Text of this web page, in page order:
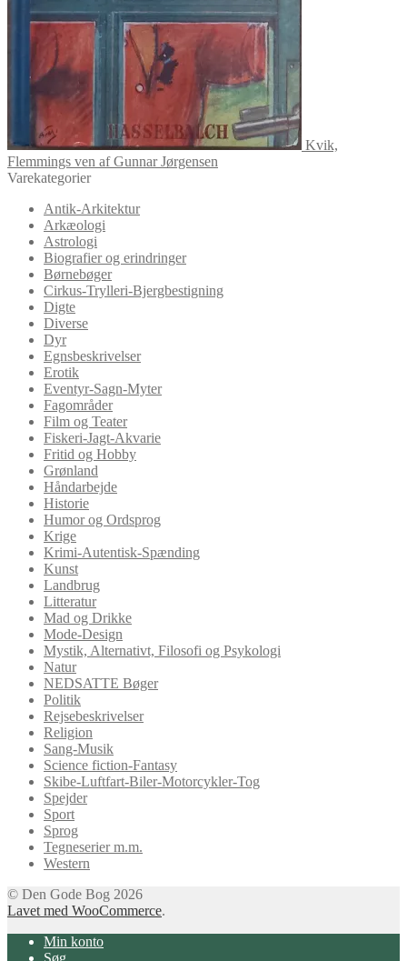
Kvik,
Flemmings ven af Gunnar Jørgensen
Varekategorier
Antik-Arkitektur
Arkæologi
Astrologi
Biografier og erindringer
Børnebøger
Cirkus-Trylleri-Bjergbestigning
Digte
Diverse
Dyr
Egnsbeskrivelser
Erotik
Eventyr-Sagn-Myter
Fagområder
Film og Teater
Fiskeri-Jagt-Akvarie
Fritid og Hobby
Grønland
Håndarbejde
Historie
Humor og Ordsprog
Krige
Krimi-Autentisk-Spænding
Kunst
Landbrug
Litteratur
Mad og Drikke
Mode-Design
Mystik, Alternativt, Filosofi og Psykologi
Natur
NEDSATTE Bøger
Politik
Rejsebeskrivelser
Religion
Sang-Musik
Science fiction-Fantasy
Skibe-Luftfart-Biler-Motorcykler-Tog
Spejder
Sport
Sprog
Tegneserier m.m.
Western
© Den Gode Bog 2026
Lavet med WooCommerce.
Min konto
Søg